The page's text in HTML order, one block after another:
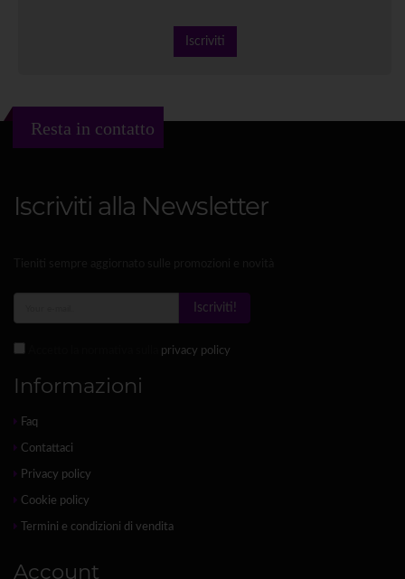
Iscriviti
Resta in contatto
Iscriviti alla Newsletter
Iscriviti!
privacy policy
Informazioni
Faq
Contattaci
Privacy policy
Cookie policy
Termini e condizioni di vendita
Account